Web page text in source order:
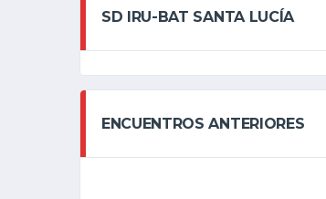
SD IRU-BAT SANTA LUCÍA
ENCUENTROS ANTERIORES